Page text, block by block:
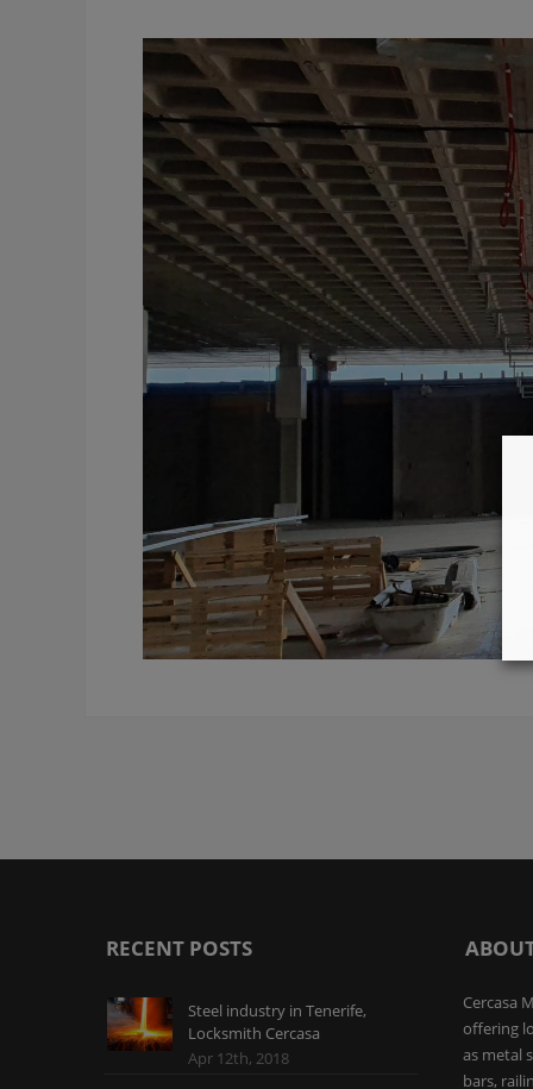
RECENT POSTS
Steel industry in Tenerife,
Locksmith Cercasa
Apr 12th, 2018
Cercasa
offering
as metal
bars,